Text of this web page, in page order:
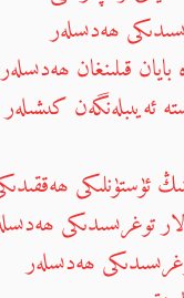
ھەدىسلەر
قىلىنغان ھەدىسلەر
ئەيىبلەنگەن
ئۈستۈنلىكى
توغرىسىدىكى
ھەدىسلەر